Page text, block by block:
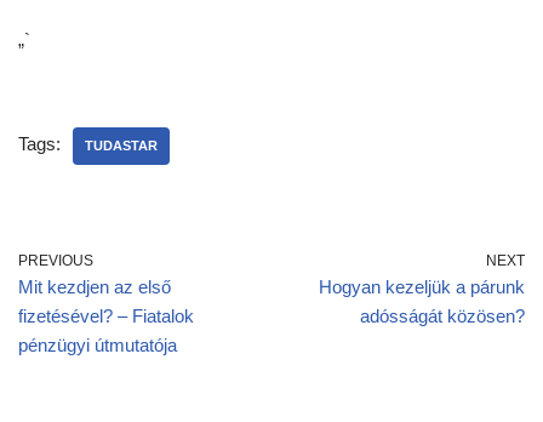
„`
Tags: TUDASTAR
PREVIOUS
Mit kezdjen az első
fizetésével? – Fiatalok
pénzügyi útmutatója
NEXT
Hogyan kezeljük a párunk
adósságát közösen?